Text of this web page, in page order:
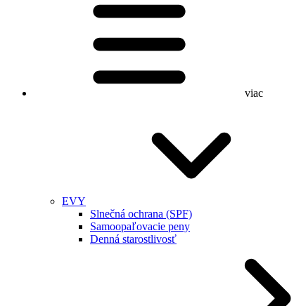
viac
EVY
Slnečná ochrana (SPF)
Samoopaľovacie peny
Denná starostlivosť